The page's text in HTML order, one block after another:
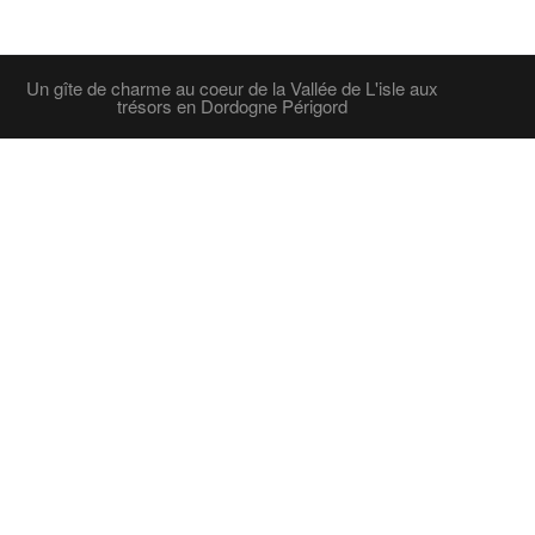
Un gîte de charme au coeur de la Vallée de L'isle aux
trésors en Dordogne Périgord